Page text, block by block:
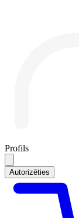
Profils
Autorizēties